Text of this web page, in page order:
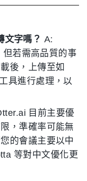
文字嗎？ A:
但若需高品質的事
後，上傳至如
具進行處理，以
目前主要優
，準確率可能無
的會議主要以中
等對中文優化更